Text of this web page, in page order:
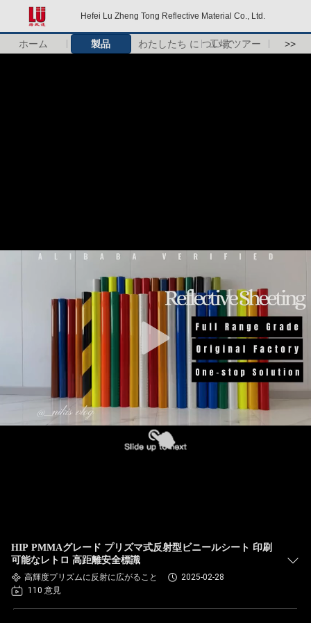
Hefei Lu Zheng Tong Reflective Material Co., Ltd.
ホーム 製品 わたしたち に つい て工場 ツアー >>
HIP PMMAグレード プリズマ式反射型ビニールシート 印刷
可能なレトロ 高距離安全標識
高輝度プリズムに反射に広がること
2025-02-28
110 意見